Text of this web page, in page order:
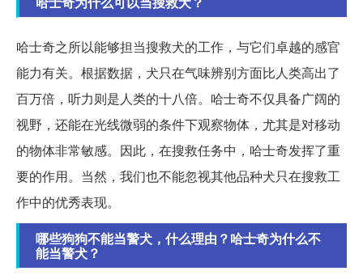
哈士奇之所以能够担当搜救犬的工作，与它们卓越的感官
能力有关。根据数据，犬只在气味辨别方面比人类高出了
百万倍，听力则是人类的十八倍。哈士奇不仅具备广阔的
视野，还能在光线微弱的条件下观察物体，尤其是对移动
的物体非常敏感。因此，在搜救任务中，哈士奇发挥了重
要的作用。当然，我们也不能忽视其他品种犬只在搜救工
作中的优秀表现。
哪些狗狗不能当警犬，什么理由？哈士奇为什么不
能当警犬？